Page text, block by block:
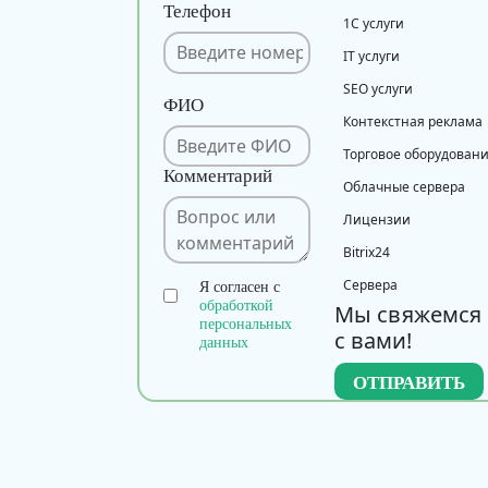
Телефон
ФИО
Комментарий
Я согласен с
обработкой
персональных
данных
1С услуги
IT услуги
SEO услуги
Контекстная реклама
Торговое
Облачные сервера
Лицензии
Bitrix24
Сервера
Мы свяжемся
с вами!